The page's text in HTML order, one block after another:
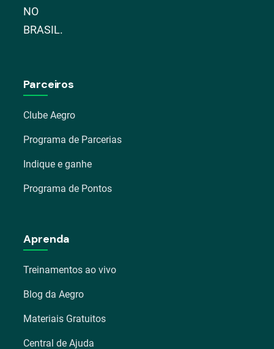
NO
BRASIL.
Parceiros
Clube Aegro
Programa de Parcerias
Indique e ganhe
Programa de Pontos
Aprenda
Treinamentos ao vivo
Blog da Aegro
Materiais Gratuitos
Central de Ajuda